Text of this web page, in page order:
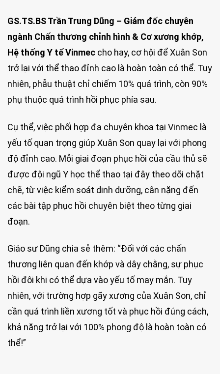
GS.TS.BS Trần Trung Dũng – Giám đốc chuyên
ngành Chấn thương chỉnh hình & Cơ xương khớp,
Hệ thống Y tế Vinmec cho hay, cơ hội để Xuân Son
trở lại với thể thao đỉnh cao là hoàn toàn có thể. Tuy
nhiên, phẫu thuật chỉ chiếm 10% quá trình, còn 90%
phụ thuộc quá trình hồi phục phía sau.
Cụ thể, việc phối hợp đa chuyên khoa tại Vinmec là
yếu tố quan trọng giúp Xuân Son quay lại với phong
độ đỉnh cao. Mỗi giai đoạn phục hồi của cầu thủ sẽ
được đội ngũ Y học thể thao tại đây theo dõi chặt
chẽ, từ việc kiểm soát dinh dưỡng, cân nặng đến
các bài tập phục hồi chuyên biệt theo từng giai
đoạn.
Giáo sư Dũng chia sẻ thêm: “Đối với các chấn
thương liên quan đến khớp và dây chằng, sự phục
hồi đôi khi có thể dựa vào yếu tố may mắn. Tuy
nhiên, với trường hợp gãy xương của Xuân Son, chỉ
cần quá trình liền xương tốt và phục hồi đúng cách,
khả năng trở lại với 100% phong độ là hoàn toàn có
thể!”